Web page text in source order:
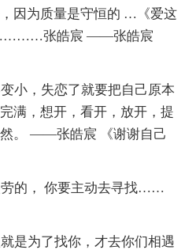
因为质量是守恒的 …《爱这
张皓宸 ——张皓宸
小，失恋了就要把自己原本
满，想开，看开，放开，提
。 ——张皓宸 《谢谢自己
劳的， 你要主动去寻找……
是为了找你，才去你们相遇